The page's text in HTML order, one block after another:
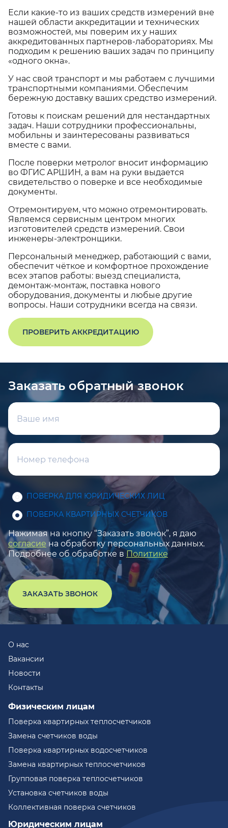
Если какие-то из ваших средств измерений вне
нашей области аккредитации и технических
возможностей, мы поверим их у наших
аккредитованных партнеров-лабораториях. Мы
подходим к решению ваших задач по принципу
«одного окна».
У нас свой транспорт и мы работаем с лучшими
транспортными компаниями. Обеспечим
бережную доставку ваших средство измерений.
Готовы к поискам решений для нестандартных
задач. Наши сотрудники профессиональны,
мобильны и заинтересованы развиваться
вместе с вами.
После поверки метролог вносит информацию
во ФГИС АРШИН, а вам на руки выдается
свидетельство о поверке и все необходимые
документы.
Отремонтируем, что можно отремонтировать.
Являемся сервисным центром многих
изготовителей средств измерений. Свои
инженеры-электронщики.
Персональный менеджер, работающий с вами,
обеспечит чёткое и комфортное прохождение
всех этапов работы: выезд специалиста,
демонтаж-монтаж, поставка нового
оборудования, документы и любые другие
вопросы. Наши сотрудники всегда на связи.
ПРОВЕРИТЬ АККРЕДИТАЦИЮ
Заказать обратный звонок
ПОВЕРКА ДЛЯ ЮРИДИЧЕСКИХ ЛИЦ
ПОВЕРКА КВАРТИРНЫХ СЧЕТЧИКОВ
Нажимая на кнопку “Заказать звонок”, я даю
согласие на обработку персональных данных.
Подробнее об обработке в Политике
ЗАКАЗАТЬ ЗВОНОК
О нас
Вакансии
Новости
Контакты
Физическим лицам
Поверка квартирных теплосчетчиков
Замена счетчиков воды
Поверка квартирных водосчетчиков
Замена квартирных теплосчетчиков
Групповая поверка теплосчетчиков
Установка счетчиков воды
Коллективная поверка счетчиков
Юридическим лицам